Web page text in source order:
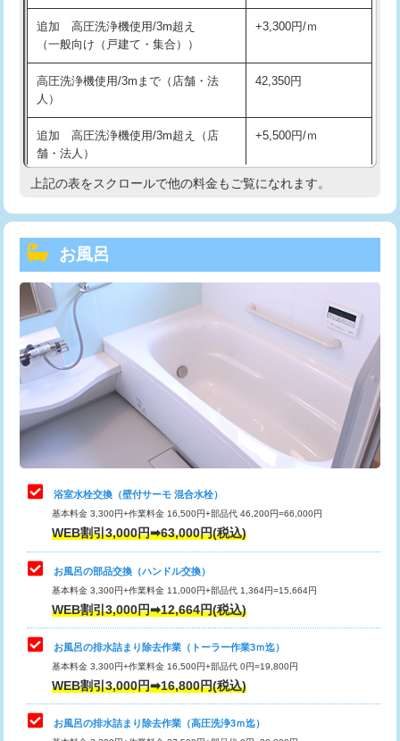
追加 高圧洗浄機使用/3m超え
（一般向け（戸建て・集合））
+3,300円/ｍ
高圧洗浄機使用/3mまで（店舗・法
人）
42,350円
追加 高圧洗浄機使用/3m超え（店
舗・法人）
+5,500円/ｍ
高度高圧洗浄換 現地調査
トーラー機使用/3mまで
追加トーラー機使用/3m超え
カメラ調査 33,000円
桝清掃 8,800円
止水・漏水調査・防水処理・清掃・修
理・調整・分解・加工など（軽作業）
止水・漏水調査・防水処理・清掃・修
理・調整・分解・加工など（中作業）
22,000円
止水・漏水調査・防水処理・清掃・修
理・調整・分解・加工など（重作業）
33,000円
トイレタンク脱着
トイレ便器脱着
タンクレストイレ脱着 33,000円
小便器トイレ脱着
その他部品の脱着 8,800円～
上記の表をスクロールで他の料金もご覧になれます。
お風呂
浴室水栓交換（壁付サーモ 混合水栓）
基本料金 3,300円+作業料金 16,500円+部品代 46,200円=66,000円
WEB割引3,000円➡63,000円(税込)
お風呂の部品交換（ハンドル交換）
基本料金 3,300円+作業料金 11,000円+部品代 1,364円=15,664円
WEB割引3,000円➡12,664円(税込)
お風呂の排水詰まり除去作業（トーラー作業3ｍ迄）
基本料金 3,300円+作業料金 16,500円+部品代 0円=19,800円
WEB割引3,000円➡16,800円(税込)
お風呂の排水詰まり除去作業（高圧洗浄3ｍ迄）